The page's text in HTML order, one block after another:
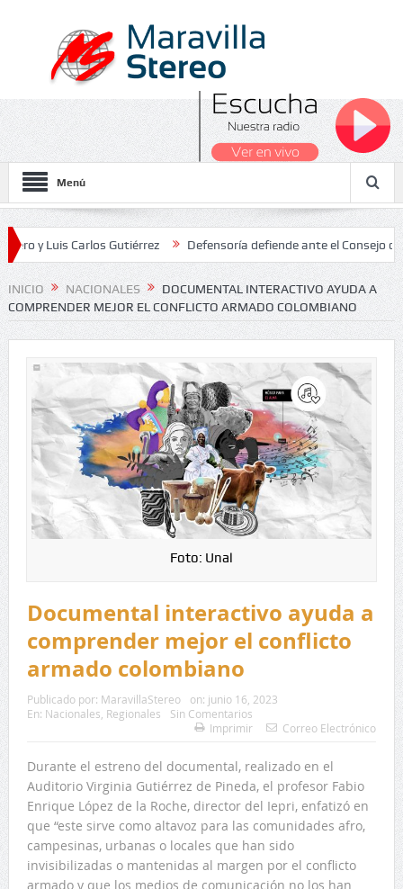
Menú
Carlos Gutiérrez Defensoría defiende ante el Consejo de
2026
INICIO NACIONALES
DOCUMENTAL INTERACTIVO AYUDA A
COMPRENDER MEJOR EL CONFLICTO ARMADO COLOMBIANO
Foto: Unal
Documental interactivo ayuda a
comprender mejor el conflicto
armado colombiano
Publicado por: MaravillaStereo on: junio 16, 2023
En: Nacionales Regionales
Sin Comentarios
Imprimir
Correo Electrónico
Durante el estreno del documental, realizado en el
Auditorio Virginia Gutiérrez de Pineda, el profesor Fabio
Enrique López de la Roche, director del Iepri, enfatizó en
que “este sirve como altavoz para las comunidades afro,
campesinas, urbanas o locales que han sido
invisibilizadas o mantenidas al margen por el conflicto
armado y que los medios de comunicación no los han